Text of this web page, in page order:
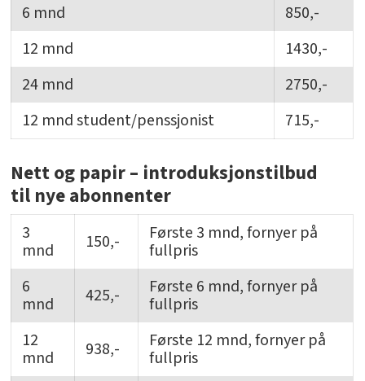
6 mnd
850,-
12 mnd
1430,-
24 mnd
2750,-
12 mnd student/penssjonist
715,-
Nett og papir – introduksjonstilbud
til nye abonnenter
3
mnd 150,- Første 3 mnd, fornyer på
fullpris
6
mnd 425,- Første 6 mnd, fornyer på
fullpris
12
mnd 938,- Første 12 mnd, fornyer på
fullpris